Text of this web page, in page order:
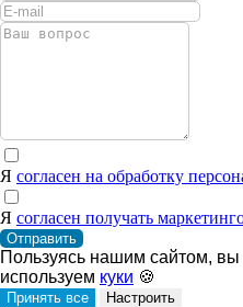
Я согласен на обработку
Я согласен получать
Отправить
Пользуясь нашим сайтом,
используем куки 🍪
Принять все Настроить